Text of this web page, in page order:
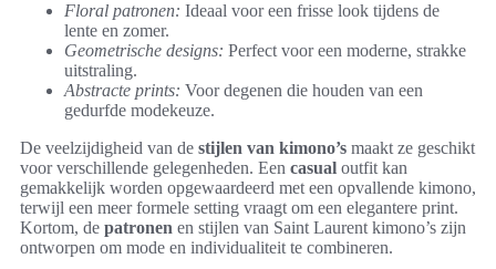
Floral patronen: Ideaal voor een frisse look tijdens de
lente en zomer.
Geometrische designs: Perfect voor een moderne, strakke
uitstraling.
Abstracte prints: Voor degenen die houden van een
gedurfde modekeuze.
De veelzijdigheid van de stijlen van kimono’s maakt ze geschikt
voor verschillende gelegenheden. Een casual outfit kan
gemakkelijk worden opgewaardeerd met een opvallende kimono,
terwijl een meer formele setting vraagt om een elegantere print.
Kortom, de patronen en stijlen van Saint Laurent kimono’s zijn
ontworpen om mode en individualiteit te combineren.